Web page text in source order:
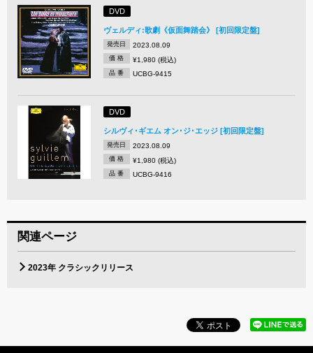
DVD
ヴェルディ:歌劇《仮面舞踏会》 [初回限定盤]
発売日 2023.08.09
価 格 ¥1,980 (税込)
品 番 UCBG-9415
DVD
シルヴィ･ギエム オン･ジ･エッジ [初回限定盤]
発売日 2023.08.09
価 格 ¥1,980 (税込)
品 番 UCBG-9416
関連ページ
2023年 クラシックリリース